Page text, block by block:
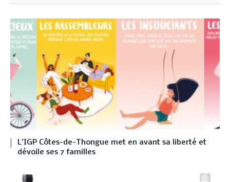
L’IGP Côtes-de-Thongue met en avant sa liberté et
dévoile ses 7 familles